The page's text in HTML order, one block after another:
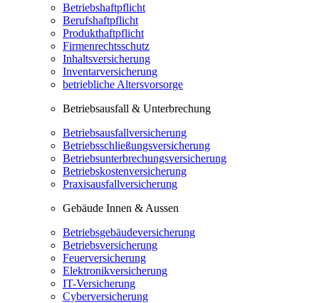
Betriebshaftpflicht
Berufshaftpflicht
Produkthaftpflicht
Firmenrechtsschutz
Inhaltsversicherung
Inventarversicherung
betriebliche Altersvorsorge
Betriebsausfall & Unterbrechung
Betriebsausfallversicherung
Betriebsschließungsversicherung
Betriebsunterbrechungsversicherung
Betriebskostenversicherung
Praxisausfallversicherung
Gebäude Innen & Aussen
Betriebsgebäudeversicherung
Betriebsversicherung
Feuerversicherung
Elektronikversicherung
IT-Versicherung
Cyberversicherung